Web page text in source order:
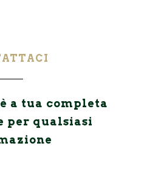
a tua completa
per qualsiasi